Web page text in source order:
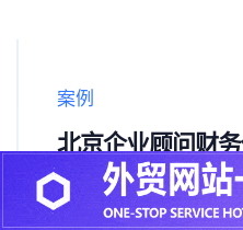
案例
北京企业顾问财
查看更多